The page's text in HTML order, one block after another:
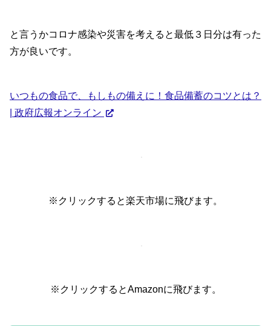
と言うかコロナ感染や災害を考えると最低３日分は有った
方が良いです。
いつもの食品で、もしもの備えに！食品備蓄のコツとは？
| 政府広報オンライン
※クリックすると楽天市場に飛びます。
※クリックするとAmazonに飛びます。